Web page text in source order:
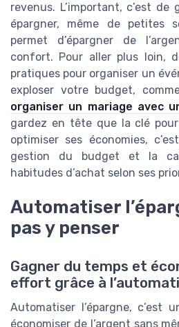
revenus. L’important, c’est
épargner, même de petites
permet d’épargner de
confort. Pour aller plus loin,
pratiques pour organiser un
exploser votre budget,
organiser un mariage avec
gardez en tête que la clé
optimiser ses économies,
gestion du budget et la
habitudes d’achat selon ses
Automatiser
pas y penser
Gagner du temps et
effort grâce à
Automatiser l’épargne, c’est
économiser de l’argent sans